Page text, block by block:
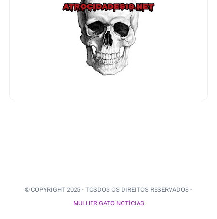
© COPYRIGHT 2025 - TOSDOS OS DIREITOS RESERVADOS -
MULHER GATO NOTÍCIAS